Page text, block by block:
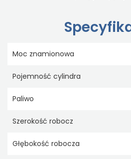
Moc znamionowa
Pojemność cylindra
Paliwo
Szerokość robocz
Głębokość robocza